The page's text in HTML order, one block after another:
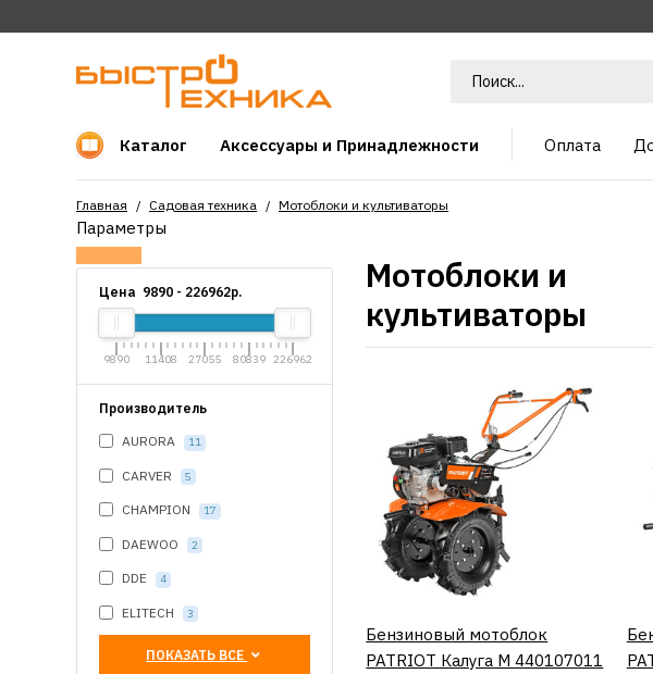
Каталог Аксессуары и Принадлежности Оплата
Главная Садовая техника Мотоблоки и культиваторы
Параметры
Цена 9890 - 226962р.
9890 11408 27055 80839 226962
Производитель
AURORA
11
CARVER 5
CHAMPION 17
DAEWOO 2
DDE 4
ELITECH 3
ПОКАЗАТЬ ВСЕ
Мотоблоки и
культиваторы
КУПИТЬ
Бензиновый мотоблок
PATRIOT Калуга М 440107011